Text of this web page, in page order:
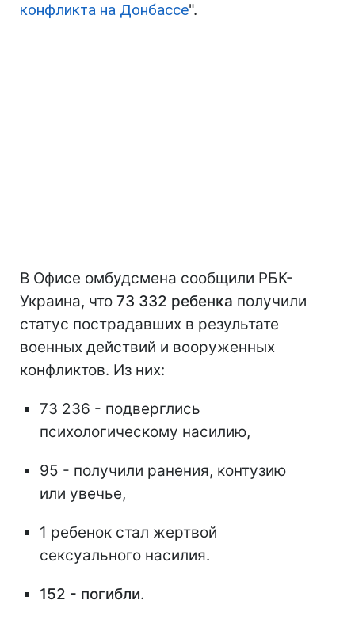
конфликта на Донбассе".
В Офисе омбудсмена сообщили РБК-
Украина, что 73 332 ребенка получили
статус пострадавших в результате
военных действий и вооруженных
конфликтов. Из них:
73 236 - подверглись
психологическому насилию,
95 - получили ранения, контузию
или увечье,
1 ребенок стал жертвой
сексуального насилия.
152 - погибли.